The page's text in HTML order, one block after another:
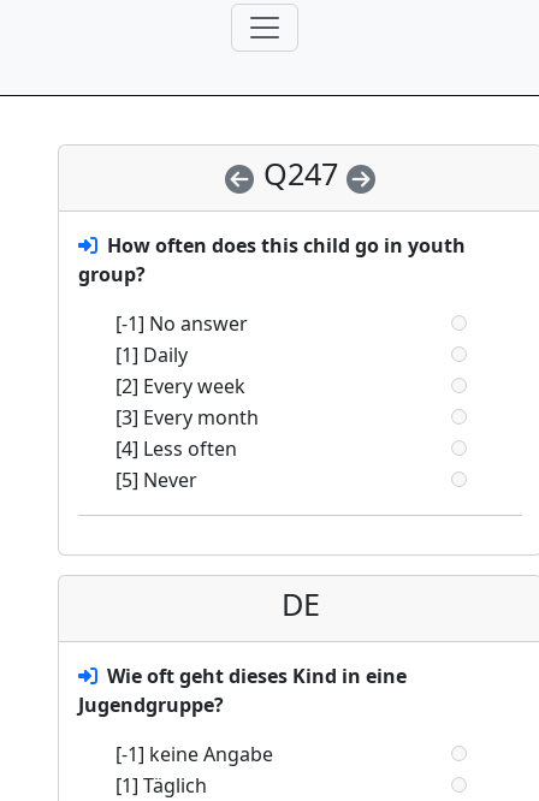
Q247
How often does this child go in youth
group?
[-1] No answer
[1] Daily
[2] Every week
[3] Every month
[4] Less often
[5] Never
DE
Wie oft geht dieses Kind in eine
Jugendgruppe?
[-1] keine Angabe
[1] Täglich